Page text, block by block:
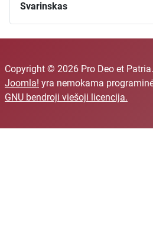
Svarinskas
Copyright © 2026 Pro Deo et
Joomla! yra nemokama
GNU bendroji viešoji licencija.